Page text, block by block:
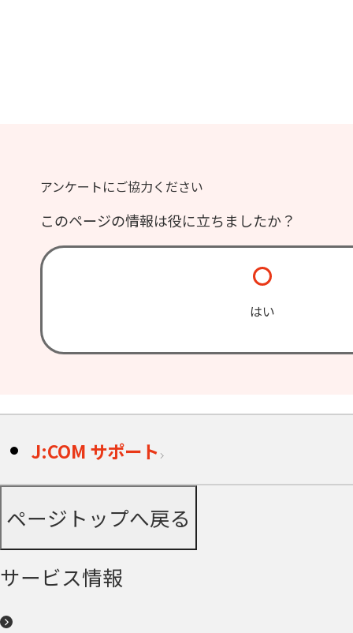
アンケートにご協力ください
このページの情報は役に立ちましたか？
はい
J:COM サポート
ページトップへ戻る
サービス情報